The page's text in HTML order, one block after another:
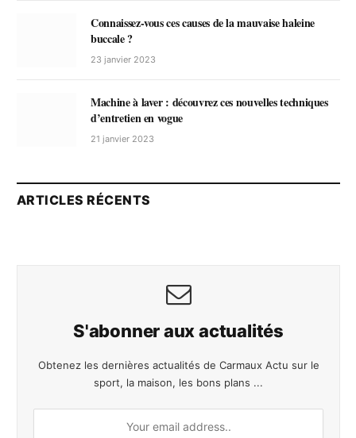
Connaissez-vous ces causes de la mauvaise haleine
buccale ?
23 janvier 2023
Machine à laver : découvrez ces nouvelles techniques
d’entretien en vogue
21 janvier 2023
ARTICLES RÉCENTS
S'abonner aux actualités
Obtenez les dernières actualités de Carmaux Actu sur le
sport, la maison, les bons plans ...